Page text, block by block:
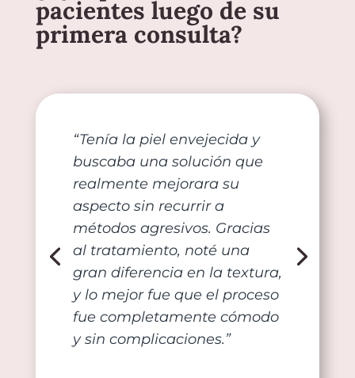
pacientes luego de su
primera consulta?
“Tenía la piel envejecida y
buscaba una solución que
realmente mejorara su
aspecto sin recurrir a
métodos agresivos. Gracias
al tratamiento, noté una
gran diferencia en la textura,
y lo mejor fue que el proceso
fue completamente cómodo
y sin complicaciones.”